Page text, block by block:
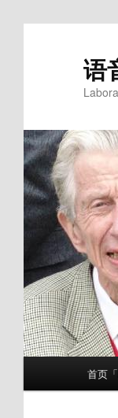
语
跳
跳
首页